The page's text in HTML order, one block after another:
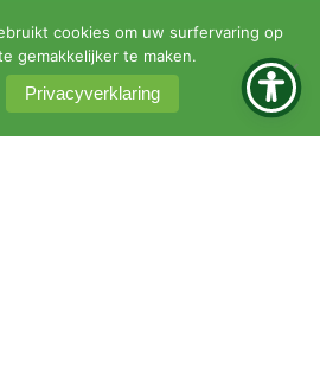
cookies om uw surfervaring op
gemakkelijker te maken.
Privacyverklaring